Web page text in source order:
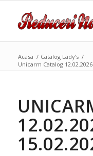
Acasa / Catalog Lady’s /
Unicarm Catalog